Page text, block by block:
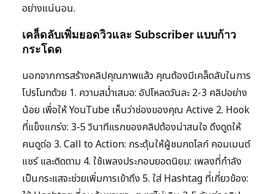
อย่างแน่นอน.
เคล็ดลับเพิ่มยอดวิวและ Subscriber แบบก้าว
กระโดด
นอกจากการสร้างคลิปคุณภาพแล้ว คุณต้องมีเคล็ดลับในการ
โปรโมทด้วย 1. ความสม่ำเสมอ: อัปโหลดวันละ 2-3 คลิปอย่าง
น้อย เพื่อให้ YouTube เห็นว่าช่องของคุณ Active 2. Hook
ที่แข็งแกร่ง: 3-5 วินาทีแรกของคลิปต้องน่าสนใจ ดึงดูดให้
คนดูต่อ 3. Call to Action: กระตุ้นให้ผู้ชมกดไลก์ คอมเมนต์
แชร์ และติดตาม 4. ใช้เพลงประกอบยอดนิยม: เพลงที่กำลัง
เป็นกระแสจะช่วยเพิ่มการเข้าถึง 5. ใส่ Hashtag ที่เกี่ยวข้อง: